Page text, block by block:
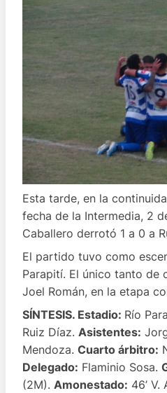
Esta tarde, en la
fecha de la Intermedia, 2
Caballero derrotó 1 a 0 a
El partido tuvo como
Parapití. El único tanto de
Joel Román, en la etapa
SÍNTESIS. Estadio: Río
Ruiz Díaz. Asistentes:
Mendoza. Cuarto árbitro:
Delegado: Flaminio Sosa.
(2M). Amonestado: 46’